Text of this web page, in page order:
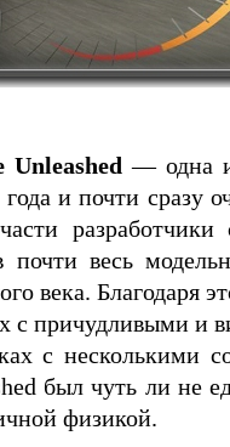
Unleashed — одна
и почти сразу
почти весь
века. Благодаря
с причудливыми и
с несколькими
был чуть ли не
физикой.